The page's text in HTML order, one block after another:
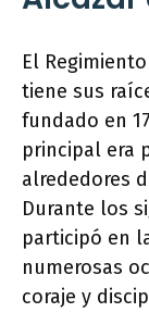
El
tiene sus
fundado en
principal era
alrededores
Durante los
participó en
numerosas
coraje y